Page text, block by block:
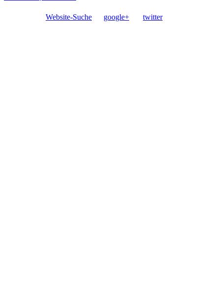
Website-Suche google+ twitter